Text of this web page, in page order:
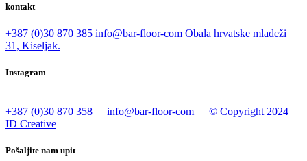
kontakt
+387 (0)30 870 385 info@bar-floor-com Obala hrvatske mladeži
31, Kiseljak.
Instagram
+387 (0)30 870 358 info@bar-floor-com
© Copyright 2024
ID Creative
Pošaljite nam upit